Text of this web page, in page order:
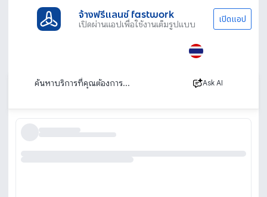
จ้างฟรีแลนซ์ fastwork
เปิดผ่านแอปเพื่อใช้งานเต็มรูปแบบ เปิดแอป
Ask AI
หาดใหญ่
เรียงตาม